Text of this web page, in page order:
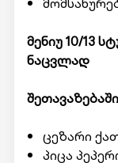
მენიუ 10/13
ნაცვლად
ცეზარი
პიცა